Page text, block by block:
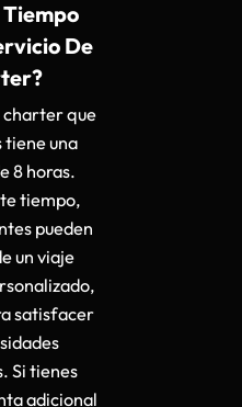
De
charter que
una
8 horas.
tiempo,
pueden
un viaje
satisfacer
Si tienes
adicional